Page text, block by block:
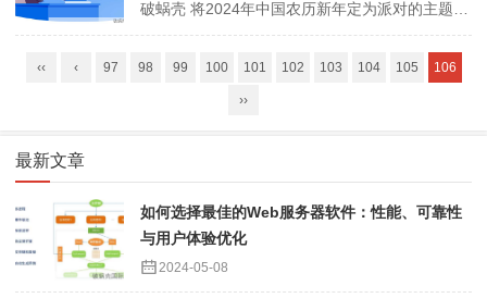
‹‹ ‹ 97 98 99 100 101 102 103 104 105 106
››
最新文章
如何选择最佳的Web服务器软件：性能、可靠性
与用户体验优化
2024-05-08